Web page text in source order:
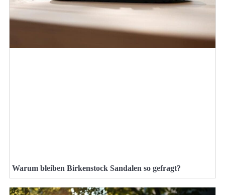
Warum bleiben Birkenstock Sandalen so gefragt?